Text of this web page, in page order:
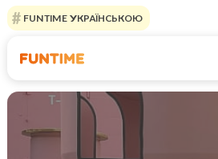
FUNTIME УКРАЇНСЬКОЮ